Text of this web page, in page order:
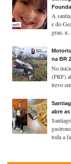
A
e do
grau, u...
na BR
No
(PRF)
trevo
abre
toda a